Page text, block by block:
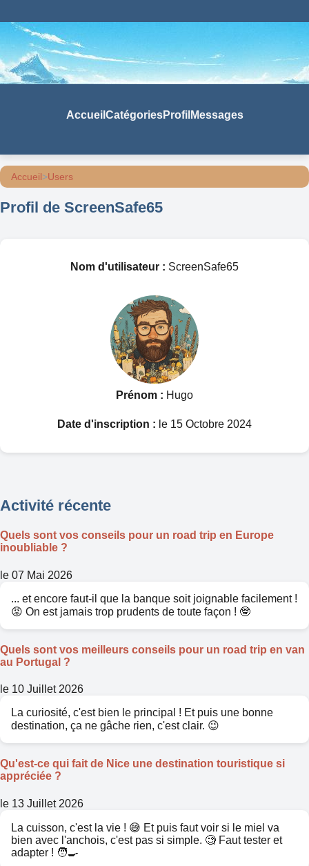
Accueil CatégoriesProfil Messages
Accueil>Users
Profil de ScreenSafe65
Nom d'utilisateur : ScreenSafe65
Prénom : Hugo
Date d'inscription : le 15 Octobre 2024
Activité récente
Quels sont vos conseils pour un road trip en Europe
inoubliable ?
le 07 Mai 2026
... et encore faut-il que la banque soit joignable facilement !
😡 On est jamais trop prudents de toute façon ! 🤓
Quels sont vos meilleurs conseils pour un road trip en van
au Portugal ?
le 10 Juillet 2026
La curiosité, c'est bien le principal ! Et puis une bonne
destination, ça ne gâche rien, c'est clair. 😉
Qu'est-ce qui fait de Nice une destination touristique si
appréciée ?
le 13 Juillet 2026
La cuisson, c'est la vie ! 😅 Et puis faut voir si le miel va
bien avec l'anchois, c'est pas si simple. 🧐 Faut tester et
adapter ! 🧑‍🍳